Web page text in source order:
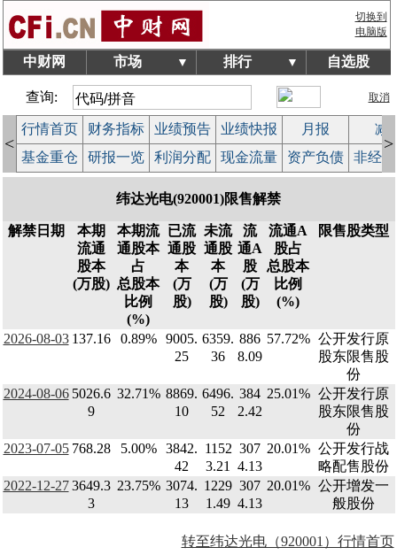
切换到
电脑版
中财网 市场 ▼ 排行 ▼ 自选股
查询: 取消
<
行情首页 财务指标 业绩预告 业绩快报 月报
减
基金重仓
研报一览 利润分配 现金流量 资产负债 非经
>
纬达光电(920001)限售解禁
解禁日期
本期
流通
股本
(万股)
本期流
通股本
占
总股本
比例
(%)
已流
通股
本
(万
股)
未流
通股
本
(万
股)
流
通A
股
(万
股)
流通A
股占
总股本
比例
(%)
限售股类型
2026-08-03 137.16 0.89%
9005.
25
6359.
36
886
8.09
57.72% 公开发行原
股东限售股
份
2024-08-06 5026.6
9
32.71% 8869.
10
6496.
52
384
2.42
25.01% 公开发行原
股东限售股
份
2023-07-05 768.28 5.00%
3842.
42
1152
3.21
307
4.13
20.01% 公开发行战
略配售股份
2022-12-27 3649.3
3
23.75% 3074.
13
1229
1.49
307
4.13
20.01% 公开增发一
般股份
转至纬达光电（920001）行情首页